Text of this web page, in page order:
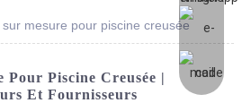
mesure pour piscine creusée
Pour Piscine Creusée |
Et Fournisseurs